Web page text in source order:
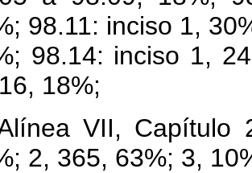
98.11: inciso 1,
98.14: inciso 1,
18%;
VII, Capítulo
2, 365, 63%; 3,